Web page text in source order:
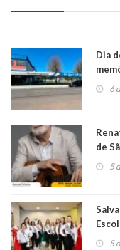
Dia
6
de
5
5